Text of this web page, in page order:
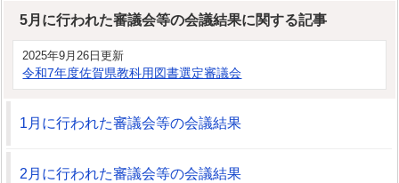
5月に行われた審議会等の会議結果に関する記事
2025年9月26日更新
令和7年度佐賀県教科用図書選定審議会
1月に行われた審議会等の会議結果
2月に行われた審議会等の会議結果